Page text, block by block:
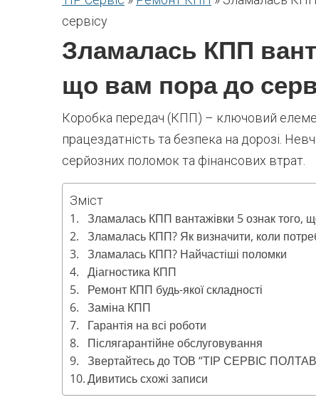
сервісу
Зламалась КПП
що вам пора до
Коробка передач (КПП) – ключовий
працездатність та безпека на дорозі.
серйозних поломок та фінансових втрат.
Зміст
Зламалась КПП вантажівки 5 ознак того,
Зламалась КПП? Як визначити, коли
Зламалась КПП? Найчастіші поломки
Діагностика КПП
Ремонт КПП будь-якої складності
Заміна КПП
Гарантія на всі роботи
Післягарантійне обслуговування
Звертайтесь до ТОВ “ТІР СЕРВІС
Дивитись схожі записи